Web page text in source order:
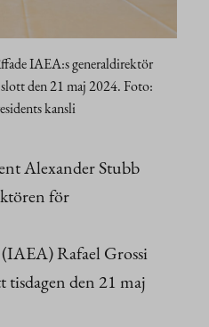
IAEA:s generaldirektör
den 21 maj 2024. Foto:
kansli
Alexander Stubb
för
Rafael Grossi
tisdagen den 21 maj